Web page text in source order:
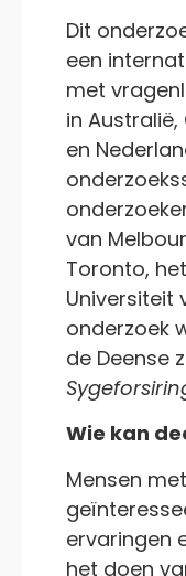
Dit
een
met
in
en
van
Toronto,
Universiteit
onderzoek
de Deense
Wie kan
Mensen
ervaringen
het doen